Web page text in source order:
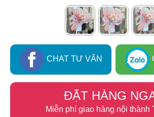
CHAT TƯ VẤN
ĐẶT HÀNG
Miễn phí giao hàng nội thành